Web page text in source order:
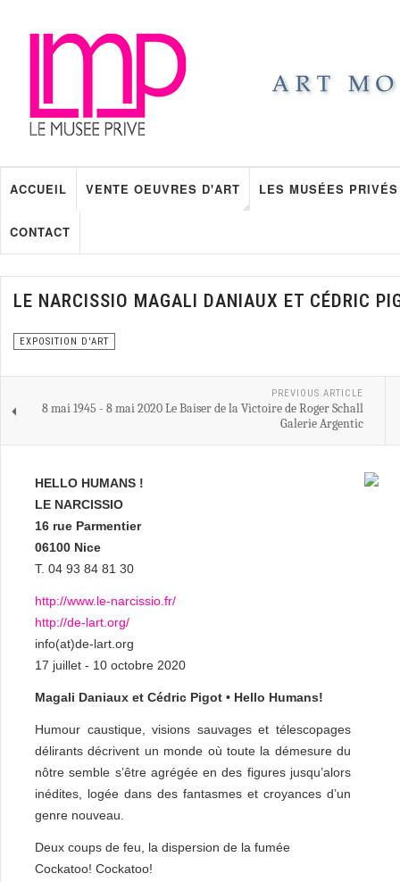
ACCUEIL VENTE OEUVRES D'ART LES MUSÉES PRIVÉS
CONTACT
LE NARCISSIO MAGALI DANIAUX ET CÉDRIC
EXPOSITION D'ART
PREVIOUS ARTICLE
8 mai 1945 - 8 mai 2020 Le Baiser de la Victoire de Roger Schall
Galerie Argentic
HELLO HUMANS !
LE NARCISSIO
16 rue Parmentier
06100 Nice
T. 04 93 84 81 30
http://www.le-narcissio.fr/
http://de-lart.org/
info(at)de-lart.org
17 juillet - 10 octobre 2020
Magali Daniaux et Cédric Pigot • Hello Humans!
Humour caustique, visions sauvages et télescopages
délirants décrivent un monde où toute la démesure du
nôtre semble s’être agrégée en des figures jusqu’alors
inédites, logée dans des fantasmes et croyances d’un
genre nouveau.
Deux coups de feu, la dispersion de la fumée
Cockatoo! Cockatoo!